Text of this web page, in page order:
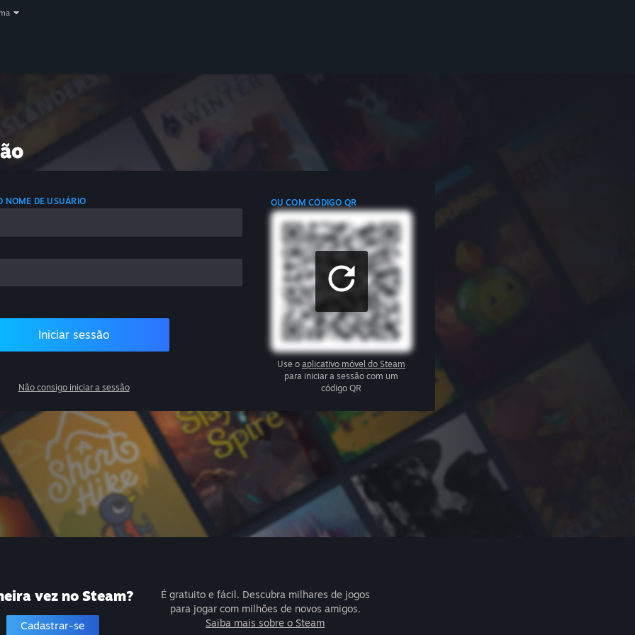
NOME DE USUÁRIO
Iniciar sessão
Não consigo iniciar a sessão
OU COM CÓDIGO QR
Use o aplicativo móvel do Steam
para iniciar a sessão com um
código QR
vez no Steam?
Cadastrar-se
É gratuito e fácil. Descubra milhares de jogos
para jogar com milhões de novos amigos.
Saiba mais sobre o Steam